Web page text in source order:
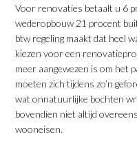
Voor renovaties betaalt u 6
wederopbouw 21 procent
btw regeling maakt dat heel
kiezen voor een
meer aangewezen is om het
moeten zich tijdens zo’n
wat onnatuurlijke bochten
bovendien niet altijd
wooneisen.